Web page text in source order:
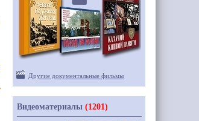
Другие документальные фильмы
Видеоматериалы (1201)